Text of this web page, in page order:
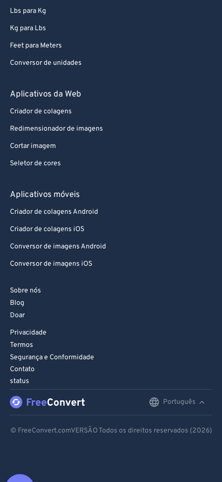
Lbs para Kg
Kg para Lbs
Feet para Meters
Conversor de unidades
Aplicativos da Web
Criador de colagens
Redimensionador de imagens
Cortar imagem
Seletor de cores
Aplicativos móveis
Criador de colagens Android
Criador de colagens iOS
Conversor de imagens Android
Conversor de imagens iOS
Sobre nós
Blog
Doar
Privacidade
Termos
Segurança e Conformidade
Contato
status
Português
© FreeConvert.comVERSÃO Todos os direitos reservados (2026)